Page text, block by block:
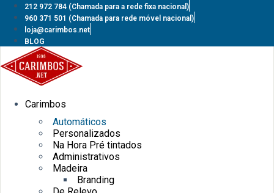
Pular
para
conteúdo
212 972 784 (Chamada para a rede fixa nacional)
960 371 501 (Chamada para rede móvel nacional)
loja@carimbos.net
BLOG
Carimbos
Automáticos
Personalizados
Na Hora Pré tintados
Administrativos
Madeira
Branding